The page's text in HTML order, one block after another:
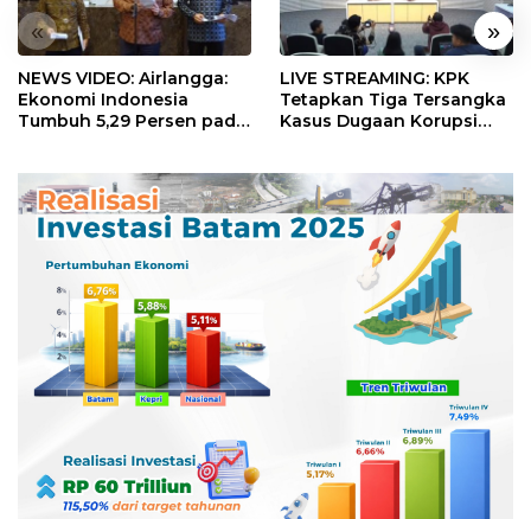
« »
NEWS VIDEO: Airlangga:
Ekonomi Indonesia
Tumbuh 5,29 Persen pada
LIVE STREAMING: KPK
Tetapkan Tiga Tersangka
Kasus Dugaan Korupsi